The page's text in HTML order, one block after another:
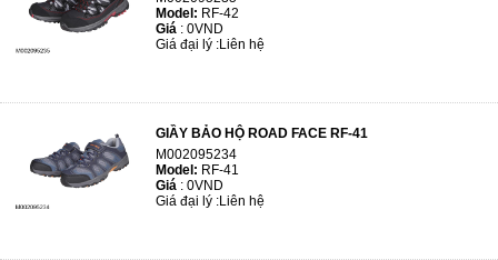
Model: RF-42
Giá : 0VND
Giá đại lý :Liên hệ
GIẦY BẢO HỘ ROAD FACE RF-41
M002095234
Model: RF-41
Giá : 0VND
Giá đại lý :Liên hệ